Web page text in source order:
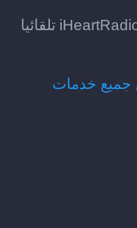
لا تتوفر حاليا مزامنة قوائم تشغيل iHeartRadio تلقائيا
جميع خدمات